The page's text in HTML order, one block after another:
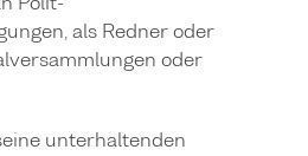
als Redner oder
oder
unterhaltenden